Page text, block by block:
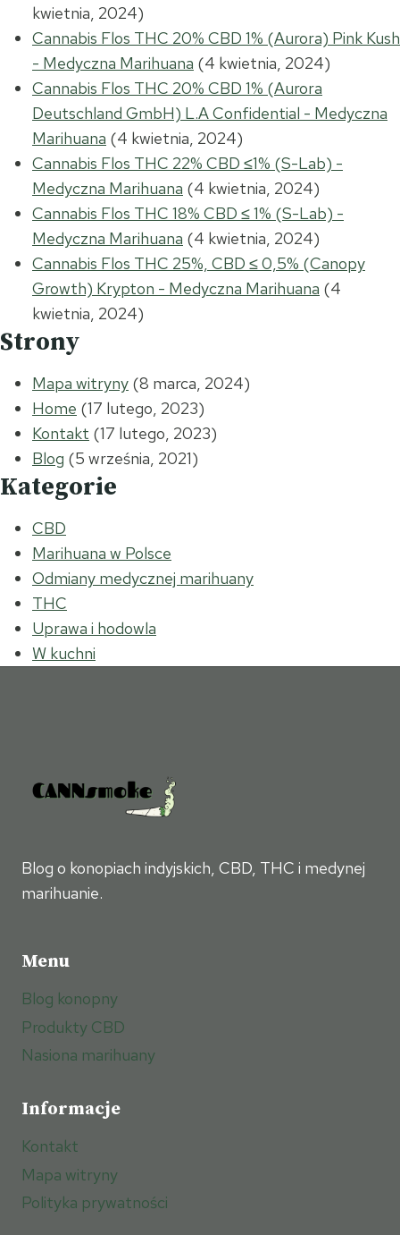
kwietnia, 2024)
Cannabis Flos THC 20% CBD 1% (Aurora) Pink Kush
- Medyczna Marihuana (4 kwietnia, 2024)
Cannabis Flos THC 20% CBD 1% (Aurora
Deutschland GmbH) L.A Confidential - Medyczna
Marihuana (4 kwietnia, 2024)
Cannabis Flos THC 22% CBD ≤1% (S-Lab) -
Medyczna Marihuana (4 kwietnia, 2024)
Cannabis Flos THC 18% CBD ≤ 1% (S-Lab) -
Medyczna Marihuana (4 kwietnia, 2024)
Cannabis Flos THC 25%, CBD ≤ 0,5% (Canopy
Growth) Krypton - Medyczna Marihuana (4
kwietnia, 2024)
Strony
Mapa witryny (8 marca, 2024)
Home (17 lutego, 2023)
Kontakt (17 lutego, 2023)
Blog (5 września, 2021)
Kategorie
CBD
Marihuana w Polsce
Odmiany medycznej marihuany
THC
Uprawa i hodowla
W kuchni
Blog o konopiach indyjskich, CBD, THC i medynej
marihuanie.
Menu
Blog konopny
Produkty CBD
Nasiona marihuany
Informacje
Kontakt
Mapa witryny
Polityka prywatności